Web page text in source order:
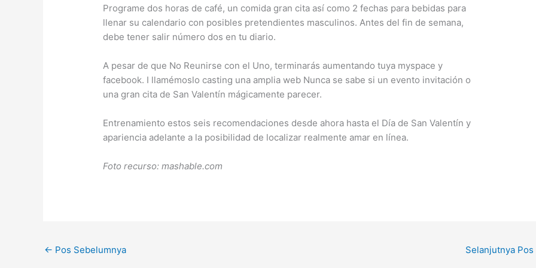
Programe dos horas de café, un comida gran cita así como 2 fechas para bebidas para
llenar su calendario con posibles pretendientes masculinos. Antes del fin de semana,
debe tener salir número dos en tu diario.
A pesar de que No Reunirse con el Uno, terminarás aumentando tuya myspace y
facebook. I llamémoslo casting una amplia web Nunca se sabe si un evento invitación o
una gran cita de San Valentín mágicamente parecer.
Entrenamiento estos seis recomendaciones desde ahora hasta el Día de San Valentín y
apariencia adelante a la posibilidad de localizar realmente amar en línea.
Foto recurso: mashable.com
← Pos Sebelumnya Selanjutnya Pos